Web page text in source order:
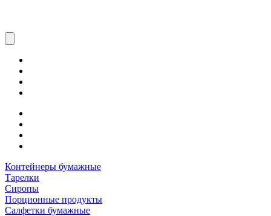
Контейнеры бумажные
Тарелки
Сиропы
Порционные продукты
Салфетки бумажные